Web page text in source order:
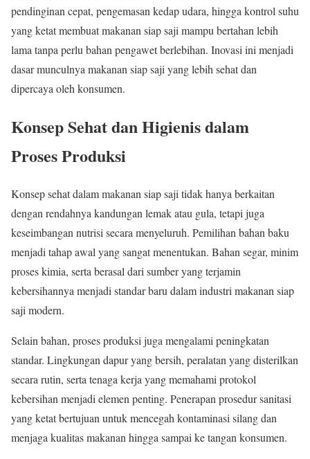
pendinginan cepat, pengemasan kedap udara, hingga kontrol suhu
yang ketat membuat makanan siap saji mampu bertahan lebih
lama tanpa perlu bahan pengawet berlebihan. Inovasi ini menjadi
dasar munculnya makanan siap saji yang lebih sehat dan
dipercaya oleh konsumen.
Konsep Sehat dan Higienis dalam
Proses Produksi
Konsep sehat dalam makanan siap saji tidak hanya berkaitan
dengan rendahnya kandungan lemak atau gula, tetapi juga
keseimbangan nutrisi secara menyeluruh. Pemilihan bahan baku
menjadi tahap awal yang sangat menentukan. Bahan segar, minim
proses kimia, serta berasal dari sumber yang terjamin
kebersihannya menjadi standar baru dalam industri makanan siap
saji modern.
Selain bahan, proses produksi juga mengalami peningkatan
standar. Lingkungan dapur yang bersih, peralatan yang disterilkan
secara rutin, serta tenaga kerja yang memahami protokol
kebersihan menjadi elemen penting. Penerapan prosedur sanitasi
yang ketat bertujuan untuk mencegah kontaminasi silang dan
menjaga kualitas makanan hingga sampai ke tangan konsumen.